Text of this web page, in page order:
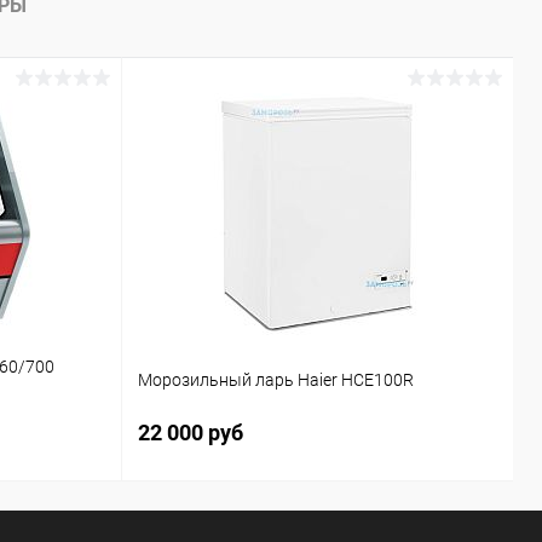
700
Морозильный ларь Haier HCE100R
22 000 руб